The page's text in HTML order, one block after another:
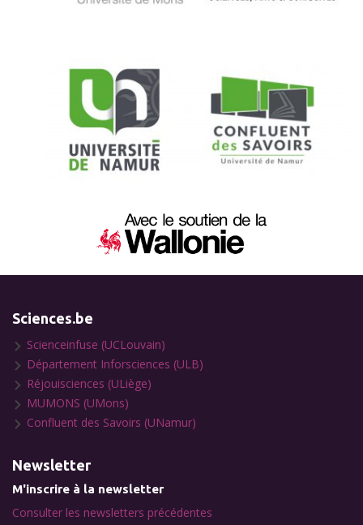
Sciences.be
Scienceinfuse (UCLouvain)
Département Inforsciences (ULB)
Réjouisciences (ULiège)
MUMONS (UMons)
Confluent des Savoirs (UNamur)
Newsletter
M'inscrire à la newsletter
Consulter les newsletters précédentes